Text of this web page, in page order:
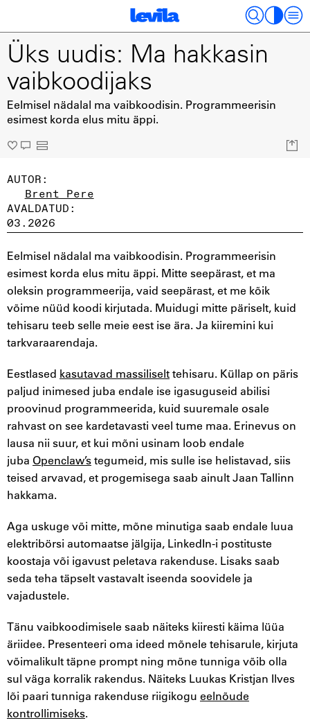
Üks uudis: Ma hakkasin
vaibkoodijaks
Eelmisel nädalal ma vaibkoodisin. Programmeerisin
esimest korda elus mitu äppi.
AUTOR:
Brent Pere
AVALDATUD:
03.2026
Eelmisel nädalal ma vaibkoodisin. Programmeerisin
esimest korda elus mitu äppi. Mitte seepärast, et ma
oleksin programmeerija, vaid seepärast, et me kõik
võime nüüd koodi kirjutada. Muidugi mitte päriselt, kuid
tehisaru teeb selle meie eest ise ära. Ja kiiremini kui
tarkvaraarendaja.
Eestlased kasutavad massiliselttehisaru. Küllap on päris
paljud inimesed juba endale ise igasuguseid abilisi
proovinud programmeerida, kuid suuremale osale
rahvast on see kardetavasti veel tume maa. Erinevus on
lausa nii suur, et kui mõni usinam loob endale
juba Openclaw’stegumeid, mis sulle ise helistavad, siis
teised arvavad, et progemisega saab ainult Jaan Tallinn
hakkama.
Aga uskuge või mitte, mõne minutiga saab endale luua
elektribörsi automaatse jälgija, LinkedIn-i postituste
koostaja või igavust peletava rakenduse. Lisaks saab
seda teha täpselt vastavalt iseenda soovidele ja
vajadustele.
Tänu vaibkoodimisele saab näiteks kiiresti käima lüüa
äriidee. Presenteeri oma ideed mõnele tehisarule, kirjuta
võimalikult täpne prompt ning mõne tunniga võib olla
sul väga korralik rakendus. Näiteks Luukas Kristjan Ilves
lõi paari tunniga rakenduse riigikogu eelnõude
kontrollimiseks.